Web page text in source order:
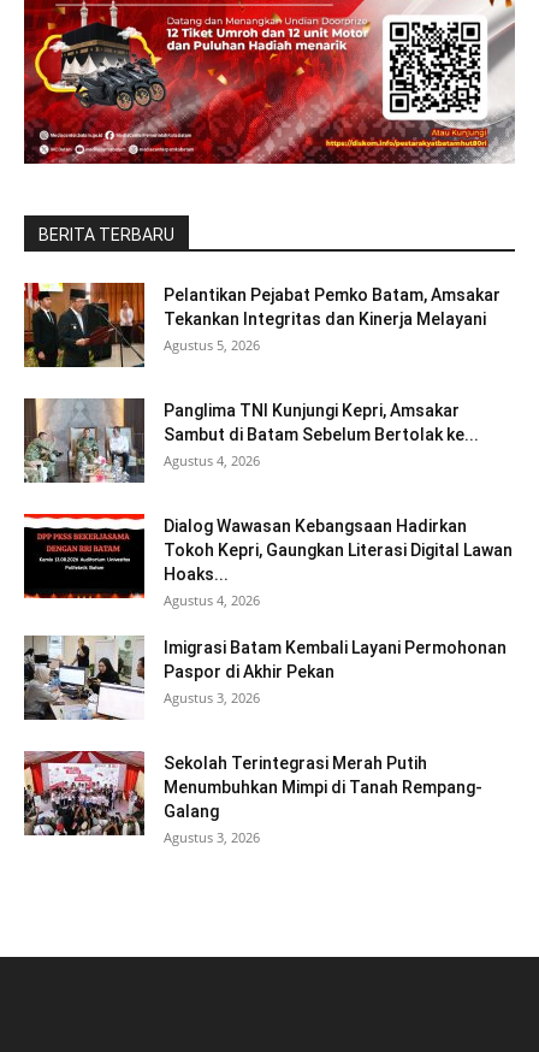
BERITA TERBARU
Pelantikan Pejabat Pemko Batam, Amsakar
Tekankan Integritas dan Kinerja Melayani
Agustus 5, 2026
Panglima TNI Kunjungi Kepri, Amsakar
Sambut di Batam Sebelum Bertolak ke...
Agustus 4, 2026
Dialog Wawasan Kebangsaan Hadirkan
Tokoh Kepri, Gaungkan Literasi Digital Lawan
Hoaks...
Agustus 4, 2026
Imigrasi Batam Kembali Layani Permohonan
Paspor di Akhir Pekan
Agustus 3, 2026
Sekolah Terintegrasi Merah Putih
Menumbuhkan Mimpi di Tanah Rempang-
Galang
Agustus 3, 2026